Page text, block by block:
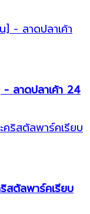
- ลาดปลาเค้า 24
สตัลพาร์คเรียบ